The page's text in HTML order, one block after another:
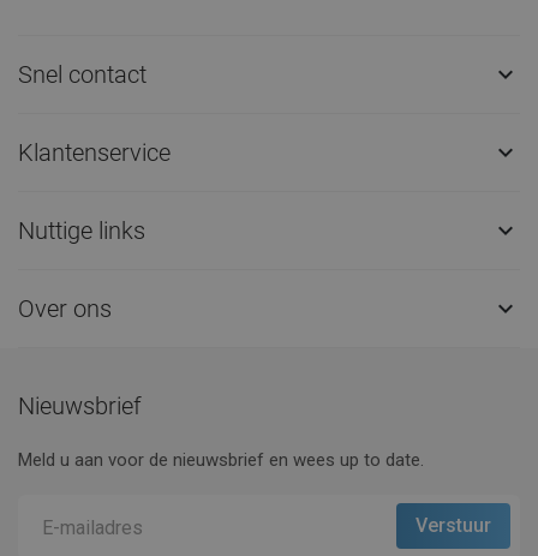
Snel contact 
Klantenservice 
Nuttige links 
Over ons 
Nieuwsbrief
Meld u aan voor de nieuwsbrief en wees up to date.